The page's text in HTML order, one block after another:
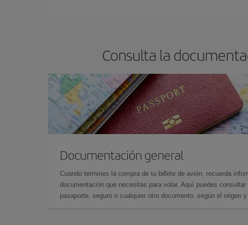
Consulta la
Documentación general
Cuando termines la compra de tu billete de avión, recuerda
documentación que necesitas para volar. Aquí puedes
pasaporte, seguro o cualquier otro documento, según el origen